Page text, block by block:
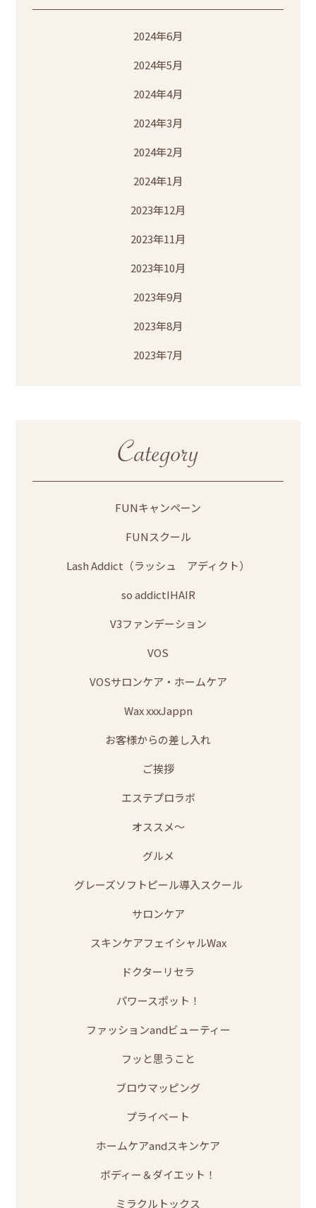
2024年6月
2024年5月
2024年4月
2024年3月
2024年2月
2024年1月
2023年12月
2023年11月
2023年10月
2023年9月
2023年8月
2023年7月
FUNキャンペーン
FUNスクール
Lash Addict（ラッシュ アディクト）
so addictIHAIR
V3ファンデーション
VOS
VOSサロンケア・ホームケア
Wax xxxJappn
お客様からの差し入れ
ご挨拶
エステプロラボ
オススメ～
グルメ
グレーズソフトピール導入スクール
サロンケア
スキンケアフェイシャルWax
ドクターリセラ
パワースポット！
ファッションandビューティー
フッと思うこと
ブロウマッピング
プライベート
ホームケアandスキンケア
ボディー＆ダイエット！
ミラクルトックス